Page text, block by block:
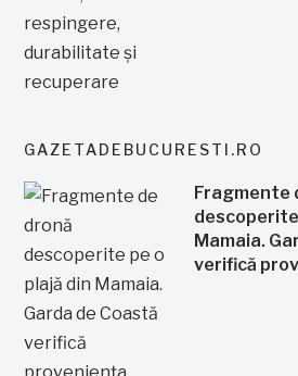
GAZETADEBUCURESTI.RO
Fragmente
descoperite
Mamaia.
verifică